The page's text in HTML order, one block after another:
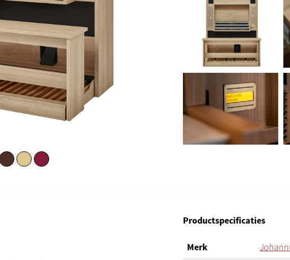
Productspecificaties
Merk